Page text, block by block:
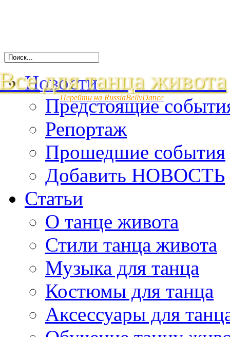
для танца живота
Перейти на RussiaBellyDance
Новости
Предстоящие
Репортаж
Прошедшие события
Добавить НОВОСТЬ
Статьи
О танце живота
Стили танца живота
Музыка для танца
Костюмы для танца
Аксессуары для